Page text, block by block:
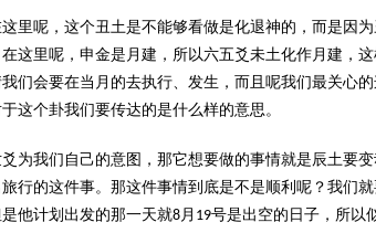
里呢，这个丑土是不能够看做是化退神的，而是因为
这里呢，申金是月建，所以六五爻未土化作月建，
们会要在当月的去执行、发生，而且呢我们最关心
这个卦我们要传达的是什么样的意思。
为我们自己的意图，那它想要做的事情就是辰土要
行的这件事。那这件事情到底是不是顺利呢？我们就
他计划出发的那一天就8月19号是出空的日子，所以